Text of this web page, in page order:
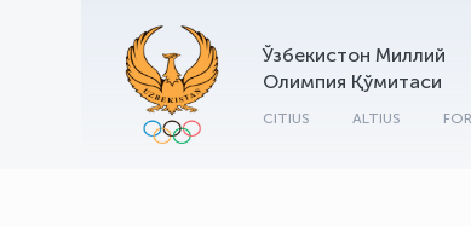
Ўзбекистон Миллий
Олимпия Қўмитаси
CITIUS ALTIUS